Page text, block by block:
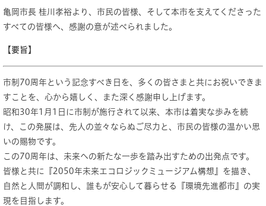
亀岡市長 桂川孝裕より、市民の皆様、そして本市を支えてくださった
すべての皆様へ、感謝の意が述べられました。
【要旨】
市制70周年という記念すべき日を、多くの皆さまと共にお祝いできま
すことを、心から嬉しく、また深く感謝申し上げます。
昭和30年1月1日に市制が施行されて以来、本市は着実な歩みを続
け、この発展は、先人の並々ならぬご尽力と、市民の皆様の温かい思
いの賜物です。
この70周年は、未来への新たな一歩を踏み出すための出発点です。
皆様と共に『2050年未来エコロジックミュージアム構想』を描き、
自然と人間が調和し、誰もが安心して暮らせる『環境先進都市』の実
現を目指します。